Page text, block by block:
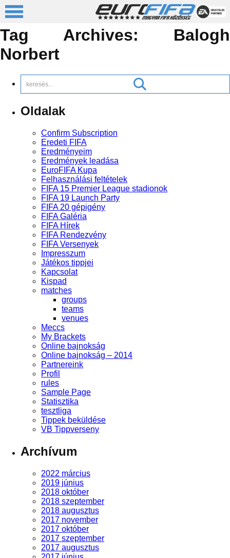
Tag Archives: Balogh
Norbert
Oldalak
Confirm Subscription
Eredeti FIFA
Eredményeim
Eredmények leadása
EuroFIFA Kupa
Felhasználási feltételek
FIFA 15 Premier League stadionok
FIFA 19 Launch Party
FIFA 20 gépigény
FIFA Galéria
FIFA Hírek
FIFA Rendezvény
FIFA Versenyek
Impresszum
Játékos tippjei
Kapcsolat
Kispad
matches
groups
teams
venues
Meccs
My Brackets
Online bajnokság
Online bajnokság – 2014
Partnereink
Profil
rules
Sample Page
Statisztika
tesztliga
Tippek beküldése
VB Tippverseny
Archívum
2022 március
2019 június
2018 október
2018 szeptember
2018 augusztus
2017 november
2017 október
2017 szeptember
2017 augusztus